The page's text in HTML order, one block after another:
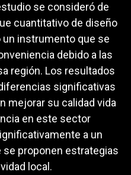
se consideró de
cuantitativo de diseño
instrumento que se
debido a las
región. Los resultados
significativas
mejorar su calidad vida
en este sector
a un
se proponen estrategias
local.